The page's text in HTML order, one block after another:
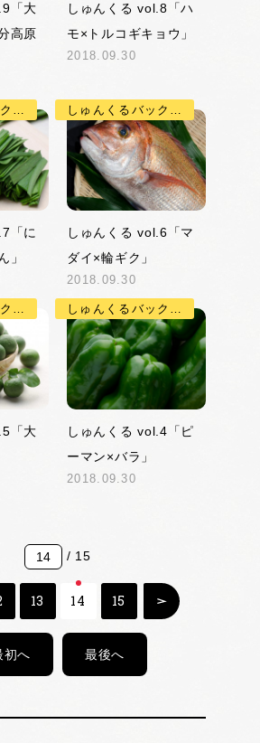
「大
高原
しゅんくる vol.8「ハ
モ×トルコギキョウ」
2018.09.30
「に
」
しゅんくる vol.6「マ
ダイ×輪ギク」
2018.09.30
「大
しゅんくる vol.4「ピ
ーマン×バラ」
2018.09.30
/ 15
13 14 15
初へ 最後へ